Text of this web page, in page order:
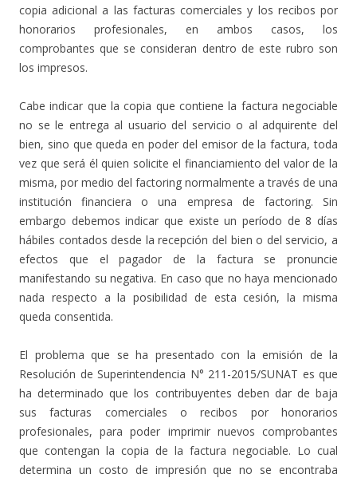
copia adicional a las facturas comerciales y los recibos por
honorarios profesionales, en ambos casos, los
comprobantes que se consideran dentro de este rubro son
los impresos.
Cabe indicar que la copia que contiene la factura negociable
no se le entrega al usuario del servicio o al adquirente del
bien, sino que queda en poder del emisor de la factura, toda
vez que será él quien solicite el financiamiento del valor de la
misma, por medio del factoring normalmente a través de una
institución financiera o una empresa de factoring. Sin
embargo debemos indicar que existe un período de 8 días
hábiles contados desde la recepción del bien o del servicio, a
efectos que el pagador de la factura se pronuncie
manifestando su negativa. En caso que no haya mencionado
nada respecto a la posibilidad de esta cesión, la misma
queda consentida.
El problema que se ha presentado con la emisión de la
Resolución de Superintendencia N° 211-2015/SUNAT es que
ha determinado que los contribuyentes deben dar de baja
sus facturas comerciales o recibos por honorarios
profesionales, para poder imprimir nuevos comprobantes
que contengan la copia de la factura negociable. Lo cual
determina un costo de impresión que no se encontraba